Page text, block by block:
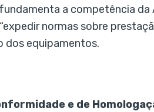
a competência da
normas sobre
dos equipamentos.
e de